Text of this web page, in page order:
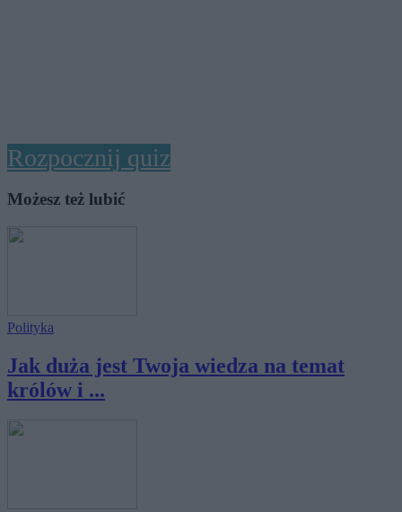
Rozpocznij quiz
Możesz też lubić
Polityka
Jak duża jest Twoja wiedza na temat
królów i ...